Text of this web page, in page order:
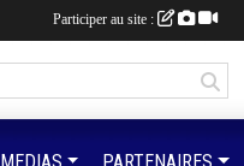
Participer au site :